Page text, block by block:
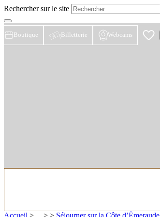
Rechercher sur le site
Boutique Billetterie Webcams
Accueil > ... > > Séjourner sur la Côte d’Émeraude